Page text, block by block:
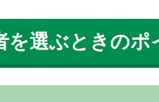
を選ぶときのポ